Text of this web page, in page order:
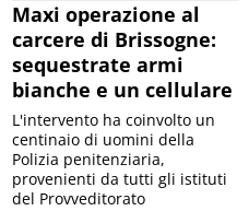
Maxi operazione al
carcere di Brissogne:
sequestrate armi
bianche e un cellulare
L'intervento ha coinvolto un
centinaio di uomini della
Polizia penitenziaria,
provenienti da tutti gli istituti
del Provveditorato